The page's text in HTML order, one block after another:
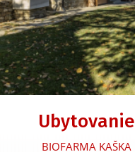
Ubytovanie
BIOFARMA KAŠKA